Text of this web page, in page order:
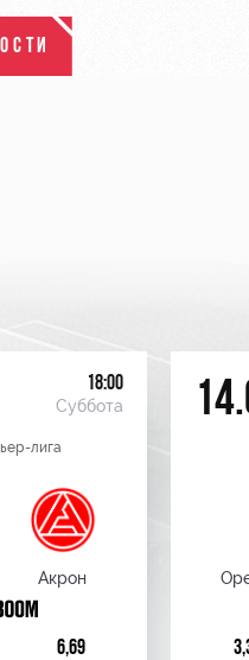
18:00
Суббота
лига
Акрон
6,69